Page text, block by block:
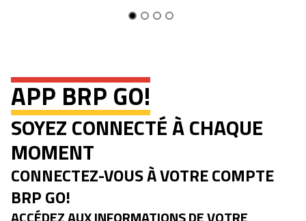
APP BRP GO!
SOYEZ CONNECTÉ À CHAQUE
MOMENT
CONNECTEZ-VOUS À VOTRE COMPTE
BRP GO!